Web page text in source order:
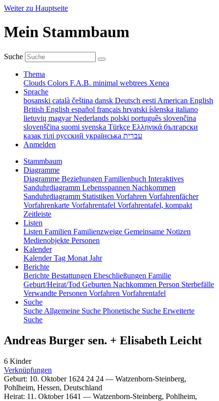
Weiter zu Hauptseite
Mein Stammbaum
Suche
Thema
Clouds Colors F.A.B. minimal webtrees Xenea
Sprache
bosanski català čeština dansk Deutsch eesti American English
British English español français hrvatski íslenska italiano
lietuvių magyarNederlands polski português slovenčina
slovenščina suomi svenska Türkçe Ελληνικά български
қазақ тілі русский українська עברית
Anmelden
Stammbaum
Diagramme
Diagramme Beziehungen Familienbuch Interaktives
Sanduhrdiagramm Lebensspannen Nachkommen
Sanduhrdiagramm Statistiken Vorfahren Vorfahrenfächer
Vorfahrenkarte Vorfahrentafel Vorfahrentafel, kompakt
Zeitleiste
Listen
Listen Familien Familienzweige Gemeinsame Notizen
Medienobjekte Personen
Kalender
KalenderTag Monat Jahr
Berichte
Berichte Bestattungen Eheschließungen Familie
Geburt/Heirat/Tod Geburten Nachkommen Person Sterbefälle
Verwandte Personen Vorfahren Vorfahrentafel
Suche
Suche Allgemeine Suche Phonetische Suche Erweiterte
Suche
Andreas Burger sen. + Elisabeth Leicht
6 Kinder
Verknüpfungen
Geburt: 10. Oktober 1624 24 24 — Watzenborn-Steinberg,
Pohlheim, Hessen, Deutschland
Heirat: 11. Oktober 1641 — Watzenborn-Steinberg, Pohlheim,